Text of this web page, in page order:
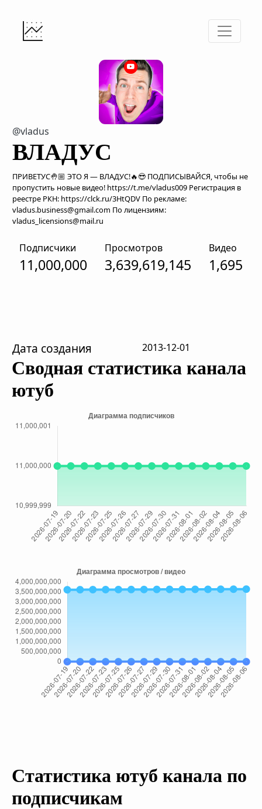
@vladus
ВЛАДУС
ПРИВЕТУС🤚🏼 ЭТО Я — ВЛАДУС!🔥😎 ПОДПИСЫВАЙСЯ, чтобы не
пропустить новые видео! https://t.me/vladus009 Регистрация в
реестре РКН: https://clck.ru/3HtQDV По рекламе:
vladus.business@gmail.com По лицензиям:
vladus_licensions@mail.ru
Подписчики
11,000,000
Просмотров
3,639,619,145
Видео
1,695
Дата создания 2013-12-01
Сводная статистика канала
ютуб
Статистика ютуб канала по
подписчикам